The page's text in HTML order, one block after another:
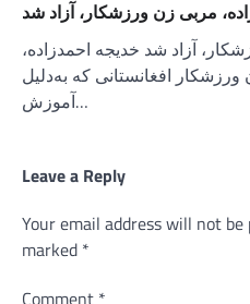
مربی زن ورزشکار، آزاد شد
آزاد شد خدیجه احمدزاده،
و زن ورزشکار افغانستانی که به‌دلیل
آموزش…
Leave a Reply
Your email address will not be
marked *